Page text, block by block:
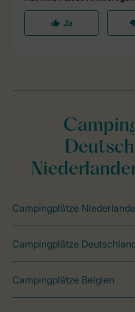
Campingplätze Niederlande
Campingplätze
Campingplätze Belgien